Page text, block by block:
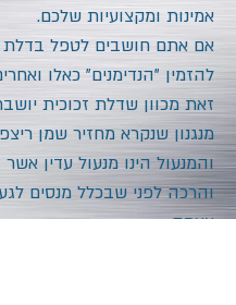
אמינות ומקצועיות שלכם.
אם אתם חושבים לטפל בדלת
להזמין "הנדימנים" כאלו
זאת מכוון שדלת זכוכית
מנגנון שנקרא מחזיר שמן
והמנעול הינו מנעול עדין אשר
והרכה לפני שבכלל מנסים
עצמה.